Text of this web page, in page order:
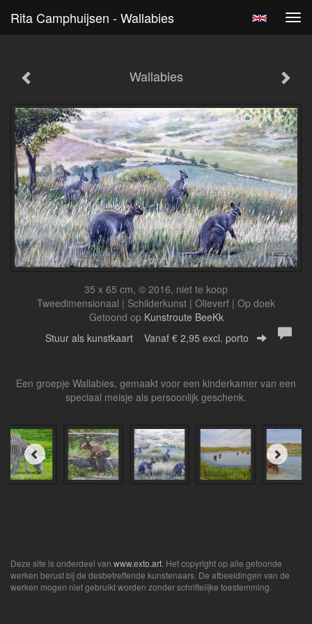
Rita Camphuijsen - Wallabies
Wallabies
35 x 65 cm, © 2016, niet te koop
Tweedimensionaal | Schilderkunst | Olieverf | Op doek
Getoond op Kunstroute BeeKk
Stuur als kunstkaart Vanaf € 2,95 excl. porto
Een groepje Wallabies, gemaakt voor een kinderkamer van een
speciaal meisje als persoonlijk geschenk.
Deze site is onderdeel van www.exto.art . Het copyright op alle getoonde
werken berust bij de desbetreffende kunstenaars. De afbeeldingen van de
werken mogen niet gebruikt worden zonder schriftelijke toestemming.